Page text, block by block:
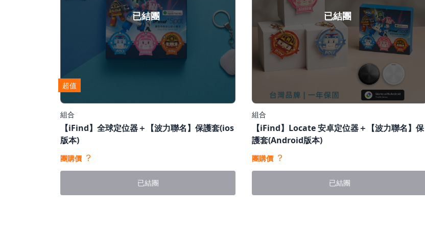
超值
已結團
組合
【iFind】全球定位器＋【波力聯名】保護套(ios
版本)
團購價 ？
已結團
已結團
組合
【iFind】Locate 安卓定位器＋【波力聯名】保
護套(Android版本)
團購價 ？
已結團